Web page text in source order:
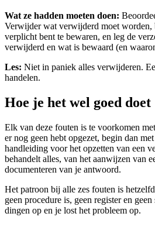
Wat ze hadden moeten doen:
Verwijder wat verwijderd moet
verplicht bent te bewaren, en leg de
verwijderd en wat is bewaard (en
Les: Niet in paniek alles verwijderen.
handelen.
Hoe je het wel goed doet
Elk van deze fouten is te voorkomen
er nog geen hebt opgezet, begin dan
handleiding voor het opzetten van een
behandelt alles, van het aanwijzen van
documenteren van je antwoord.
Het patroon bij alle zes fouten is
geen procedure is, geen register en
dingen op en je lost het probleem op.